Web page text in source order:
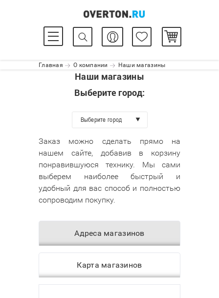
Главная О компании Наши магазины
Наши магазины
Выберите город:
Выберите город
Заказ можно сделать прямо на
нашем сайте, добавив в корзину
понравившуюся технику. Мы сами
выберем наиболее быстрый и
удобный для вас способ и полностью
сопроводим покупку.
Адреса магазинов
Карта магазинов